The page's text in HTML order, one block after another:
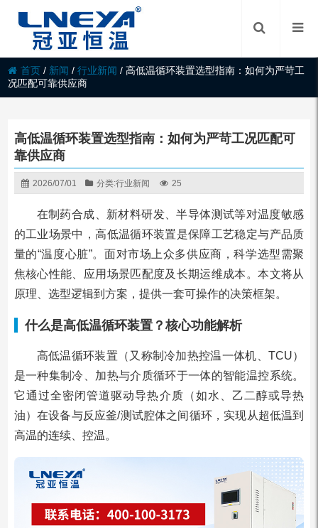
首页 / 新闻 /行业新闻 /高低温循环装置选型指南：如何为严苛工
况匹配可靠供应商
高低温循环装置选型指南：如何为严苛工况匹配可
靠供应商
2026/07/01 分类:行业新闻 25
在制药合成、新材料研发、半导体测试等对温度敏感
的工业场景中，高低温循环装置是保障工艺稳定与产品质
量的“温度心脏”。面对市场上众多供应商，科学选型需聚
焦核心性能、应用场景匹配度及长期运维成本。本文将从
原理、选型逻辑到方案，提供一套可操作的决策框架。
什么是高低温循环装置？核心功能解析
高低温循环装置（又称制冷加热控温一体机、TCU）
是一种集制冷、加热与介质循环于一体的智能温控系统。
它通过全密闭管道驱动导热介质（如水、乙二醇或导热
油）在设备与反应釜/测试腔体之间循环，实现从超低温到
高温的连续、控温。